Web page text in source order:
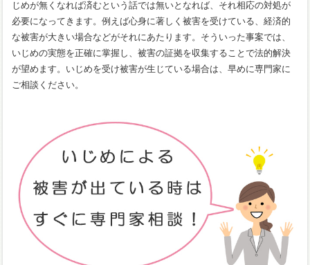
じめが無くなれば済むという話では無いとなれば、それ相応の対処が
必要になってきます。例えば心身に著しく被害を受けている、経済的
な被害が大きい場合などがそれにあたります。そういった事案では、
いじめの実態を正確に掌握し、被害の証拠を収集することで法的解決
が望めます。いじめを受け被害が生じている場合は、早めに専門家に
ご相談ください。